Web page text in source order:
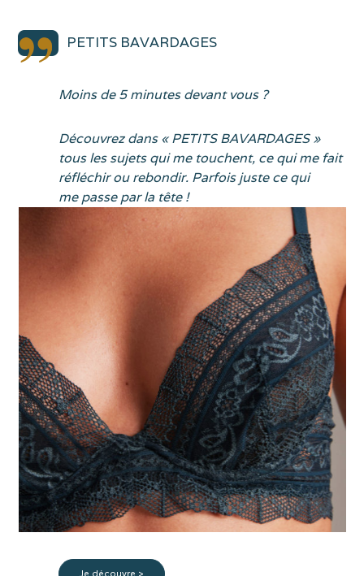
PETITS BAVARDAGES
Moins de 5 minutes devant vous ?
Découvrez dans « PETITS BAVARDAGES »
tous les sujetsqui me touchent, ce qui me fait
réfléchir ou rebondir. Parfois juste ce qui
me passe par la tête !
ELLA, elle l’a
Je découvre >